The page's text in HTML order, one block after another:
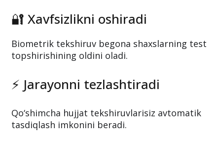
🔐 Xavfsizlikni oshiradi
Biometrik tekshiruv begona shaxslarning test
topshirishining oldini oladi.
⚡ Jarayonni tezlashtiradi
Qo‘shimcha hujjat tekshiruvlarisiz avtomatik
tasdiqlash imkonini beradi.